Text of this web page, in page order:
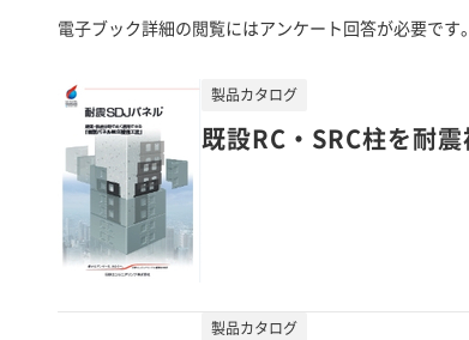
電子ブック詳細の閲覧にはアンケート回答が必要です
既設RC・SRC柱を耐
製品カタログ
製品カタログ